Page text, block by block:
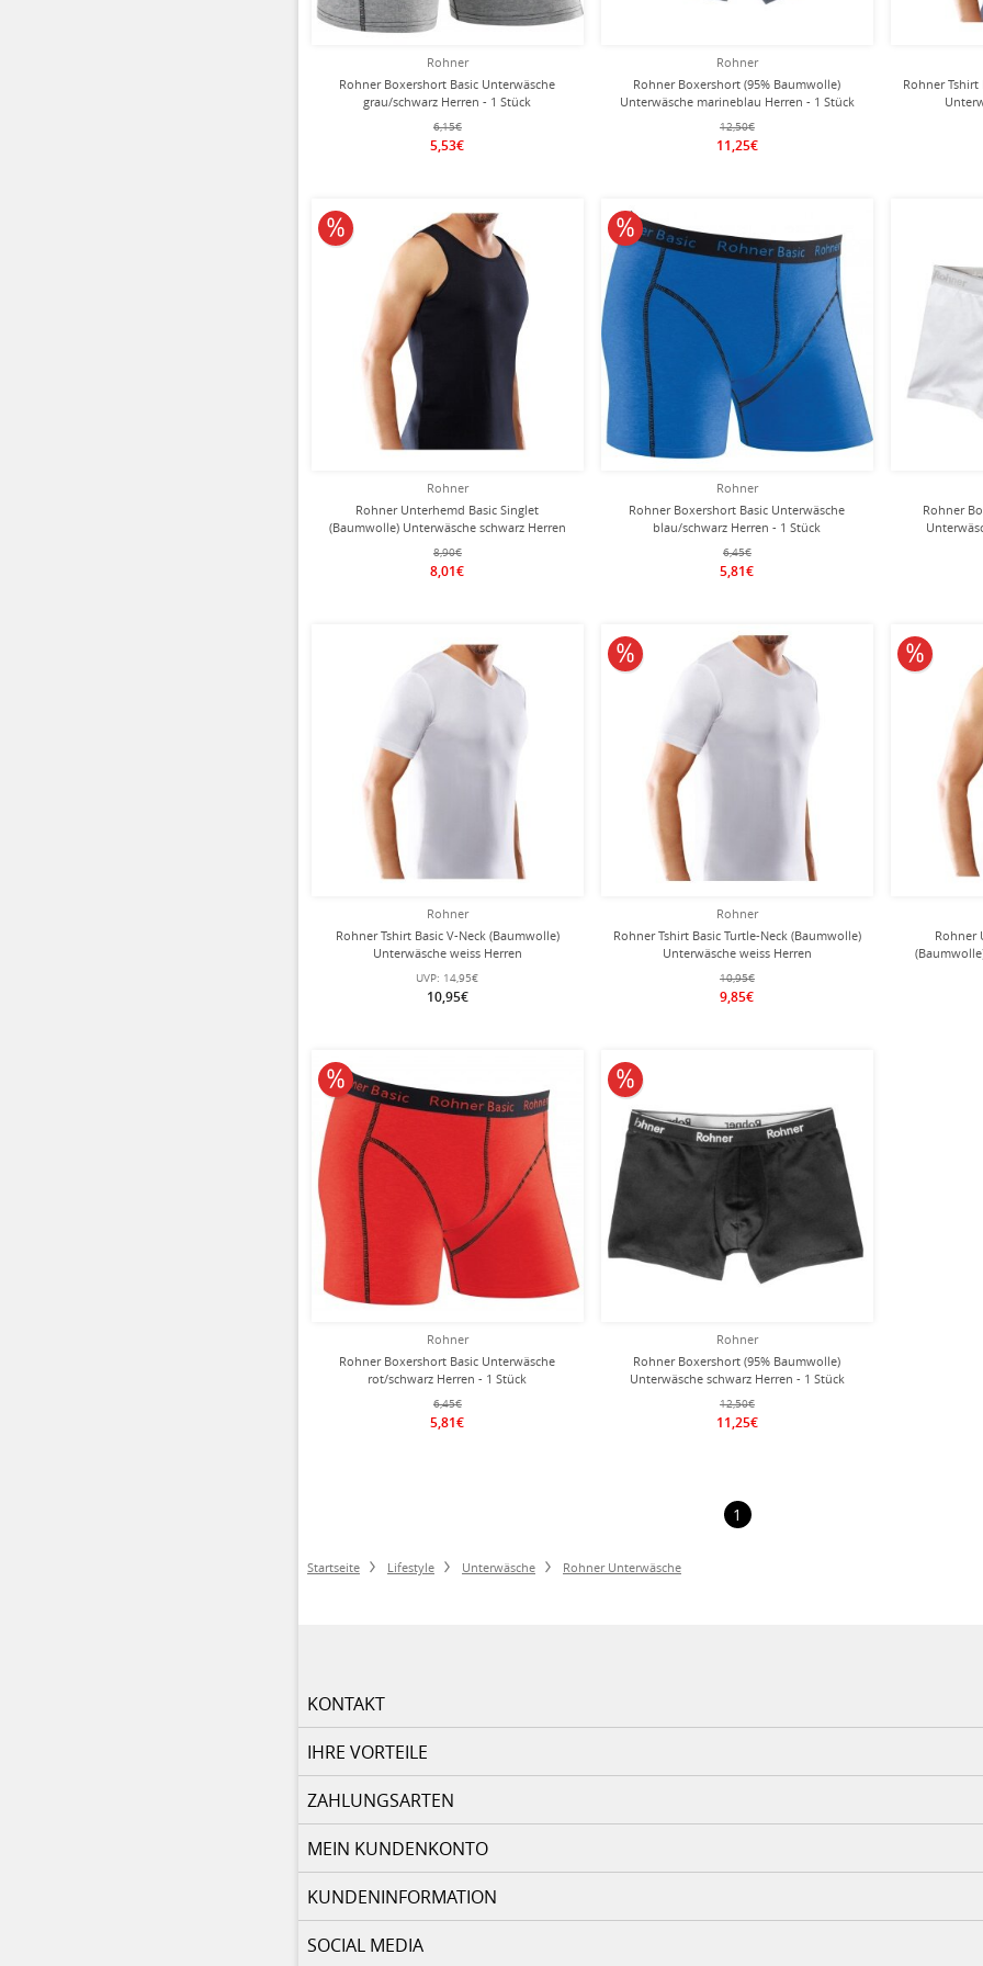
Rohner
Rohner Boxershort Basic Unterwäsche
grau/schwarz Herren - 1 Stück
6,15€
5,53€
Rohner
Rohner Boxershort (95% Baumwolle)
Unterwäsche marineblau Herren - 1 Stück
12,50€
11,25€
Rohner Tshirt
Rohner
Rohner Unterhemd Basic Singlet
(Baumwolle) Unterwäsche schwarz Herren
8,90€
8,01€
10% reduziert
Rohner
Rohner Boxershort Basic Unterwäsche
blau/schwarz Herren - 1 Stück
6,45€
5,81€
10% reduziert
Rohner
Rohner
Rohner Tshirt Basic V-Neck (Baumwolle)
Unterwäsche weiss Herren
UVP: 14,95€
10,95€
Rohner
Rohner Tshirt Basic Turtle-Neck (Baumwolle)
Unterwäsche weiss Herren
10,95€
9,85€
10% reduziert
Rohner
10%
Rohner
Rohner Boxershort Basic Unterwäsche
rot/schwarz Herren - 1 Stück
6,45€
5,81€
10% reduziert
Rohner
Rohner Boxershort (95% Baumwolle)
Unterwäsche schwarz Herren - 1 Stück
12,50€
11,25€
10% reduziert
1
Startseite Lifestyle Unterwäsche Rohner Unterwäsche
KONTAKT
IHRE VORTEILE
ZAHLUNGSARTEN
MEIN KUNDENKONTO
KUNDENINFORMATION
SOCIAL MEDIA